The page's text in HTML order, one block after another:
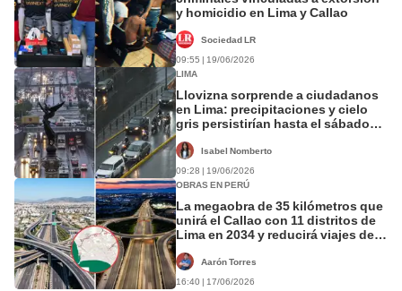
y homicidio en Lima y Callao
Sociedad LR
09:55 | 19/06/2026
LIMA
Llovizna sorprende a ciudadanos
en Lima: precipitaciones y cielo
gris persistirían hasta el sábado
Isabel Nomberto
09:28 | 19/06/2026
OBRAS EN PERÚ
La megaobra de 35 kilómetros que
unirá el Callao con 11 distritos de
Lima en 2034 y reducirá viajes de
así avanza el proyecto
Aarón Torres
16:40 | 17/06/2026